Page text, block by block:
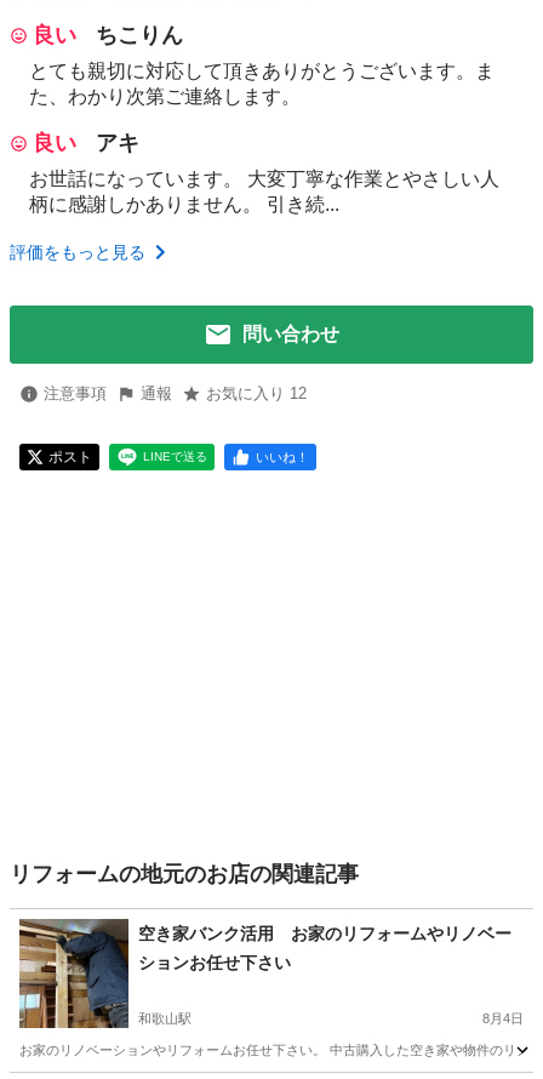
良い ちこりん
とても親切に対応して頂きありがとうございます。ま
た、わかり次第ご連絡します。
良い アキ
お世話になっています。 大変丁寧な作業とやさしい人
柄に感謝しかありません。 引き続...
評価をもっと見る
問い合わせ
注意事項 通報 お気に入り 12
ポスト LINEで送る いいね！
リフォームの地元のお店の関連記事
空き家バンク活用 お家のリフォームやリノベー
ションお任せ下さい
和歌山駅 8月4日
お家のリノベーションやリフォームお任せ下さい。 中古購入した空き家や物件のリ